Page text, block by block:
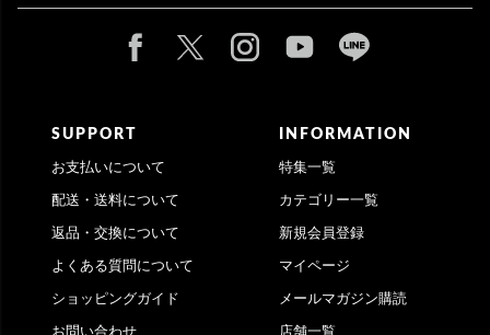
SUPPORT
お支払いについて
配送・送料について
返品・交換について
よくある質問について
ショッピングガイド
INFORMATION
特集一覧
カテゴリー一覧
新規会員登録
マイページ
メールマガジン購読